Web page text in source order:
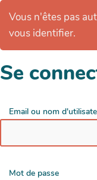
Vous n'êtes pas
vous identifier.
Se
Email ou nom
Mot de passe